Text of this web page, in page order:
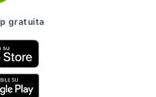
gratuita